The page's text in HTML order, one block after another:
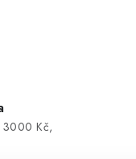
3000 Kč,